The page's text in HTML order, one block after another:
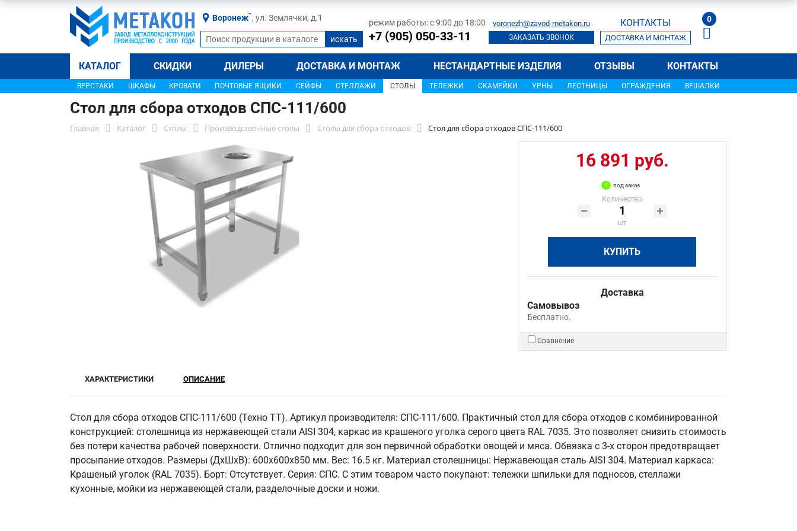
Воронеж , ул. Землячки, д.1 режим работы: с 9:00 до 18:00
+7 (905) 050-33-11
voronezh@zavod-metakon.ru
ЗАКАЗАТЬ ЗВОНОК
КОНТАКТЫ
ДОСТАВКА И МОНТАЖ
0
КАТАЛОГ СКИДКИ ДИЛЕРЫ ДОСТАВКА И МОНТАЖ НЕСТАНДАРТНЫЕ ИЗДЕЛИЯ ОТЗЫВЫ КОНТАКТЫ
ВЕРСТАКИ ШКАФЫ КРОВАТИ ПОЧТОВЫЕ ЯЩИКИ СЕЙФЫ СТЕЛЛАЖИ СТОЛЫ ТЕЛЕЖКИ СКАМЕЙКИ УРНЫ ЛЕСТНИЦЫ ОГРАЖДЕНИЯ ВЕШАЛКИ
Стол для сбора отходов СПС-111/600
Главная Каталог Столы Производственные столы Столы для сбора отходов Стол для сбора отходов СПС-111/600
16 891 руб.
под заказ
Количество
шт
КУПИТЬ
Доставка
Самовывоз
Бесплатно.
Сравнение
ХАРАКТЕРИСТИКИ ОПИСАНИЕ
Стол для сбора отходов СПС-111/600 (Техно ТТ). Артикул производителя: СПС-111/600. Практичный стол для сбора отходов с комбинированной
конструкцией: столешница из нержавеющей стали AISI 304, каркас из крашеного уголка серого цвета RAL 7035. Это позволяет снизить стоимость
без потери качества рабочей поверхности. Отлично подходит для зон первичной обработки овощей и мяса. Обвязка с 3-х сторон предотвращает
просыпание отходов. Размеры (ДхШхВ): 600x600x850 мм. Вес: 16.5 кг. Материал столешницы: Нержавеющая сталь AISI 304. Материал каркаса:
Крашеный уголок (RAL 7035). Борт: Отсутствует. Серия: СПС. С этим товаром часто покупают: тележки шпильки для подносов, стеллажи
кухонные, мойки из нержавеющей стали, разделочные доски и ножи.